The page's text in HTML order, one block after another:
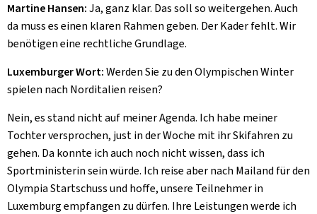
Martine Hansen:Ja, ganz klar. Das soll so weitergehen. Auch
da muss es einen klaren Rahmen geben. Der Kader fehlt. Wir
benötigen eine rechtliche Grundlage.
Luxemburger Wort:Werden Sie zu den Olympischen Winter
spielen nach Norditalien reisen?
Nein, es stand nicht auf meiner Agenda. Ich habe meiner
Tochter versprochen, just in der Woche mit ihr Skifahren zu
gehen. Da konnte ich auch noch nicht wissen, dass ich
Sportministerin sein würde. Ich reise aber nach Mailand für den
Olympia Startschuss und hoffe, unsere Teilnehmer in
Luxemburg empfangen zu dürfen. Ihre Leistungen werde ich